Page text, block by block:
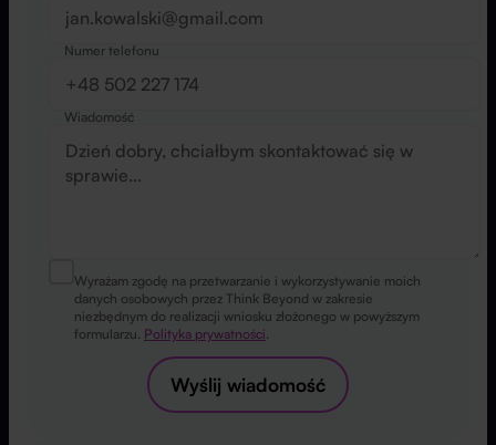
Numer telefonu
Wiadomość
Wyrażam zgodę na przetwarzanie i wykorzystywanie moich
danych osobowych przez Think Beyond w zakresie
niezbędnym do realizacji wniosku złożonego w powyższym
formularzu. Polityka prywatności.
Wyślij wiadomość